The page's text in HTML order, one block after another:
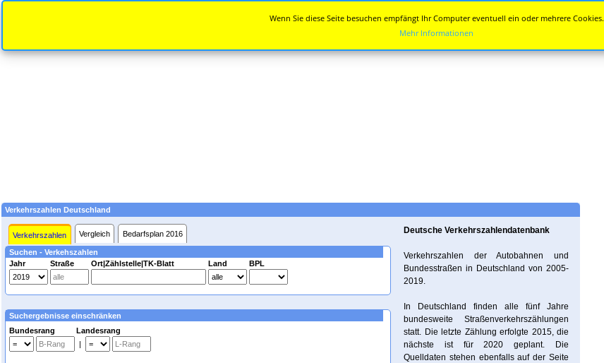
Verkehrszahlen Deutschland
Verkehrszahlen Vergleich Bedarfsplan 2016
Suchen - Verkehszahlen
Jahr
Straße Ort|Zählstelle|TK-Blatt Land BPL
Suchergebnisse einschränken
Bundesrang Landesrang
|
Deutsche Verkehrszahlendatenbank
Verkehrszahlen der Autobahnen und
Bundesstraßen in Deutschland von 2005-
2019.
In Deutschland finden alle fünf Jahre
bundesweite Straßenverkehrszählungen
statt. Die letzte Zählung erfolgte 2015, die
nächste ist für 2020 geplant. Die
Quelldaten stehen ebenfalls auf der Seite
Wenn Sie diese Seite besuchen empfängt Ihr Computer eventuell ein oder mehrere Cookies.
Mehr Informationen